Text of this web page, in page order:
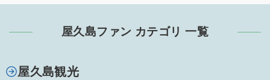
屋久島ファン カテゴリ 一覧
屋久島観光